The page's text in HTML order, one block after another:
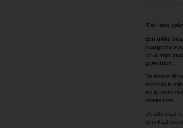
‘Een lang
Een dikke
haargrens
en al mijn
geworden.
De laatste tijd
doorslag in
als je haren
moeite mee.
De arts waar
bijna kaal